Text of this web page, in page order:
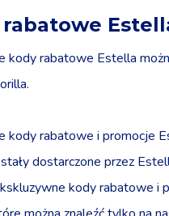
rabatowe
kody rabatowe Estella
kody rabatowe i promocje
dostarczone przez
kody rabatowe i